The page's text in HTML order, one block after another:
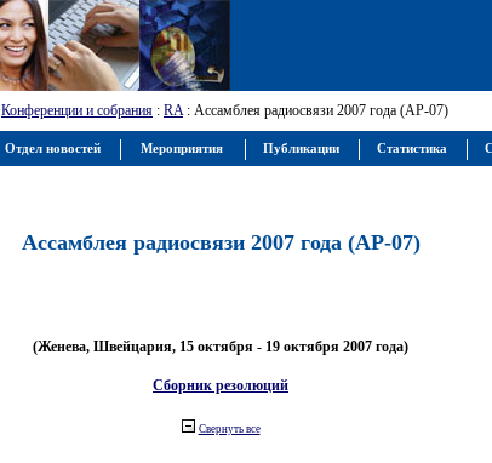
Конференции и собрания : RA: Ассамблея радиосвязи 2007 года (АР-07)
Ассамблея радиосвязи 2007 года (АР-07)
(Женева, Швейцария, 15 октября - 19 октября 2007 года)
Сборник резолюций
Свернуть все
Отдел новостей Мероприятия Публикации Статистика